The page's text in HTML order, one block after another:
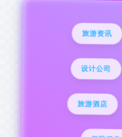
旅游资讯
设计公司
旅游酒店